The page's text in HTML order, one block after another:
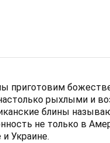
приготовим
рыхлыми и
блины
не только в
Украине.